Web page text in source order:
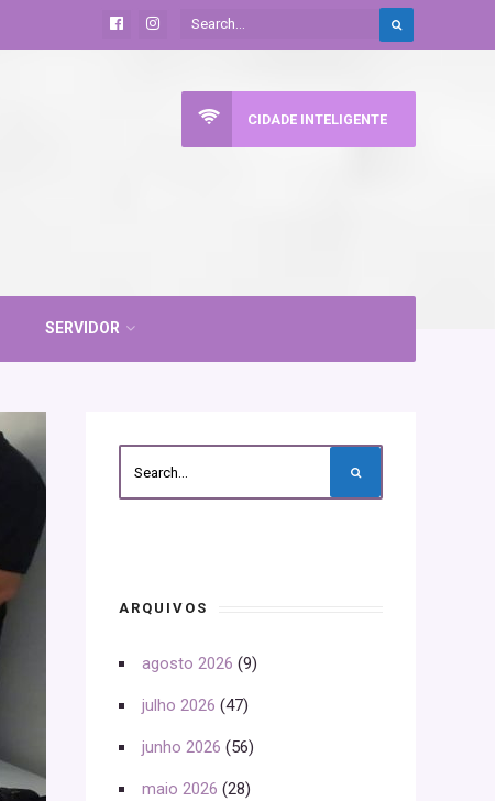
SERVIDOR
CIDADE INTELIGENTE
ARQUIVOS
agosto 2026 (9)
julho 2026 (47)
junho 2026 (56)
maio 2026 (28)